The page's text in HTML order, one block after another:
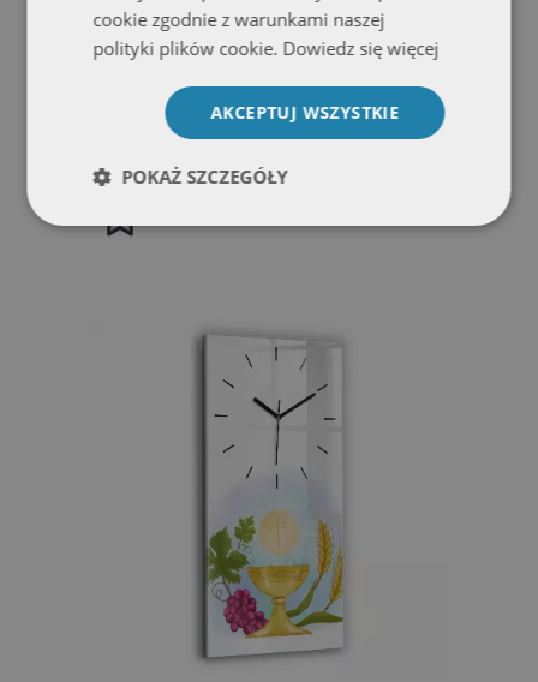
Zegar szklany okrągły Rzeźba Anioła
cookie zgodnie z warunkami naszej
polityki plików cookie. Dowiedz się więcej
AKCEPTUJ WSZYSTKIE
POKAŻ SZCZEGÓŁY